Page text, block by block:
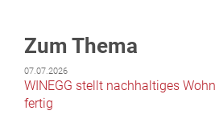
Zum Thema
07.07.2026
WINEGG stellt nachhaltiges
fertig